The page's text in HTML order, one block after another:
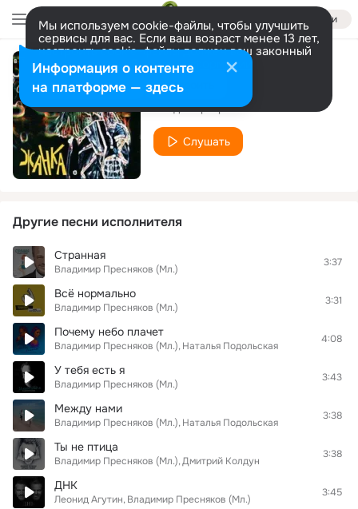
Войти
Мы используем cookie-файлы, чтобы улучшить
сервисы для вас. Если ваш возраст менее 13 лет,
настроить cookie-файлы должен ваш законный
представитель. Больше информации
Разрешить все Настроить
Я буду помнить
Владимир Пресняков
Слушать
Другие песни исполнителя
Странная
Владимир Пресняков (Мл.)
3:37
Всё нормально
Владимир Пресняков (Мл.)
3:31
Почему небо плачет
Владимир Пресняков (Мл.) Наталья Подольская
4:08
У тебя есть я
Владимир Пресняков (Мл.)
3:43
Между нами
Владимир Пресняков (Мл.) Наталья Подольская
3:38
Ты не птица
Владимир Пресняков (Мл.) Дмитрий Колдун
3:38
ДНК
Леонид Агутин Владимир Пресняков (Мл.)
3:45
Информация о контенте
на платформе — здесь